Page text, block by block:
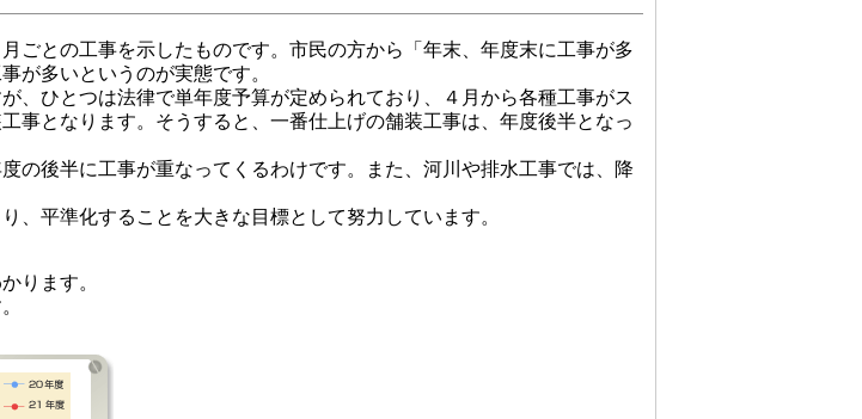
ごとの工事を示したものです。市民の方から「年末、年度末に工事が多
が多いというのが実態です。
、ひとつは法律で単年度予算が定められており、４月から各種工事がス
事となります。そうすると、一番仕上げの舗装工事は、年度後半となっ
の後半に工事が重なってくるわけです。また、河川や排水工事では、降
、平準化することを大きな目標として努力しています。
ります。